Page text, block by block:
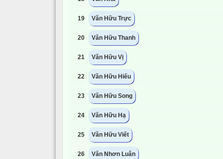
19 Văn Hữu Trực
20 Văn Hữu Thanh
21 Văn Hữu Vị
22 Văn Hữu Hiếu
23 Văn Hữu Song
24 Văn Hữu Hạ
25 Văn Hữu Viết
26 Văn Nhơn Luân